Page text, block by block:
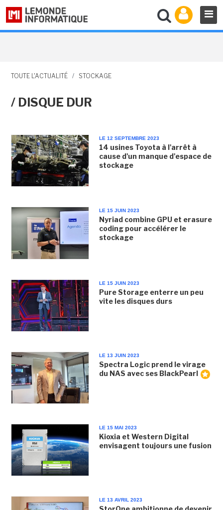
TOUTE L'ACTUALITÉ / STOCKAGE
/ DISQUE DUR
LE 12 SEPTEMBRE 2023
14 usines Toyota à l'arrêt à
cause d'un manque d'espace de
stockage
LE 15 JUIN 2023
Nyriad combine GPU et erasure
coding pour accélérer le
stockage
LE 15 JUIN 2023
Pure Storage enterre un peu
vite les disques durs
LE 13 JUIN 2023
Spectra Logic prend le virage
du NAS avec ses BlackPearl
LE 15 MAI 2023
Kioxia et Western Digital
envisagent toujours une fusion
LE 13 AVRIL 2023